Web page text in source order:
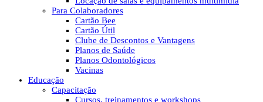
Para Colaboradores
Cartão Bee
Cartão Útil
Clube de Descontos e Vantagens
Planos de Saúde
Planos Odontológicos
Vacinas
Educação
Capacitação
Cursos, treinamentos e workshops